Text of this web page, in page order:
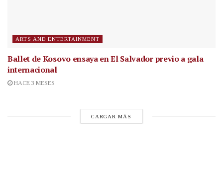
ARTS AND ENTERTAINMENT
Ballet de Kosovo ensaya en El Salvador previo a gala
internacional
HACE 3 MESES
CARGAR MÁS